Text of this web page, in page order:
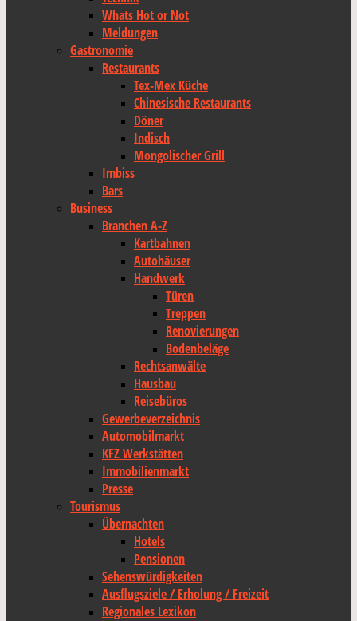
Whats Hot or Not
Meldungen
Gastronomie
Restaurants
Tex-Mex Küche
Chinesische Restaurants
Döner
Indisch
Mongolischer Grill
Imbiss
Bars
Business
Branchen A-Z
Kartbahnen
Autohäuser
Handwerk
Türen
Treppen
Renovierungen
Bodenbeläge
Rechtsanwälte
Hausbau
Reisebüros
Gewerbeverzeichnis
Automobilmarkt
KFZ Werkstätten
Immobilienmarkt
Presse
Tourismus
Übernachten
Hotels
Pensionen
Sehenswürdigkeiten
Ausflugsziele / Erholung / Freizeit
Regionales Lexikon